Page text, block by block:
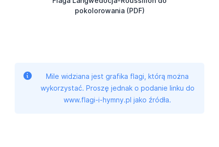
pokolorowania (PDF)
Mile widziana jest grafika flagi, którą można
wykorzystać. Proszę jednak o podanie linku do
www.flagi-i-hymny.pl jako źródła.